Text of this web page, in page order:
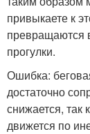
привыкаете к
превращаются
прогулки.
Ошибка:
достаточно
снижается, так
движется по